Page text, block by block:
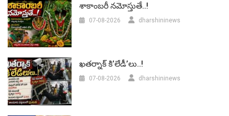
శాకాంబరీ నమోస్తుతే..!
07-08-2026 dharshininews
ఖతర్నాక్ కి’లేడీ’లు..!
07-08-2026 dharshininews